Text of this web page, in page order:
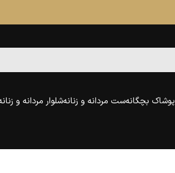
پوشاک بچگانهست مردانه و زنانهشلوار مردانه و